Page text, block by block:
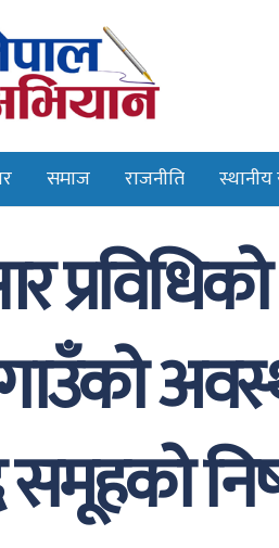
समाज राजनीति